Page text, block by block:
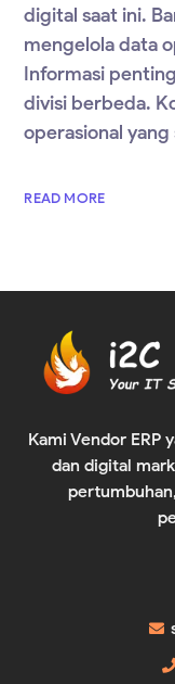
digital saat ini.
mengelola data
Informasi
divisi berbeda.
operasional
READ MORE
Kami Vendor ERP
dan digital